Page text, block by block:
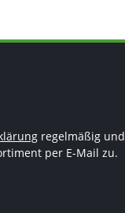
regelmäßig und
per E-Mail zu.